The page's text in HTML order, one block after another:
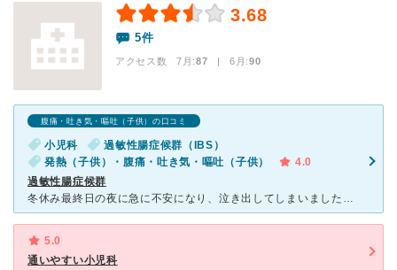
3.68
5件
アクセス数 7月:87 | 6月:90
腹痛・吐き気・嘔吐（子供）の口コミ
小児科
過敏性腸症候群（IBS）
発熱（子供）・腹痛・吐き気・嘔吐（子供）
4.0
過敏性腸症候群
冬休み最終日の夜に急に不安になり、泣き出してしまいました。 症状は食欲がなくなり、腹痛、下痢がありました。 ４日後になんとか学校に行きましたが、腹痛、微熱があり、早退しました。 なんとか学校に行
5.0
通いやすい小児科